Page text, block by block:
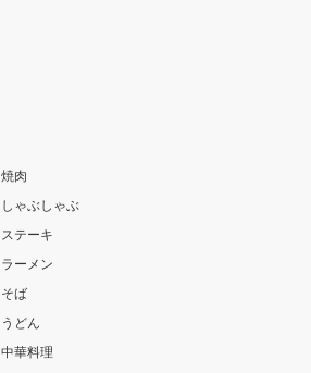
焼肉
しゃぶしゃぶ
ステーキ
ラーメン
そば
うどん
中華料理